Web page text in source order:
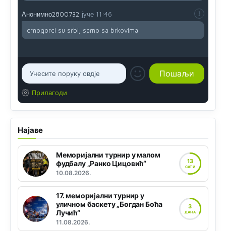
Анонимно2800732 јуче 11:46
crnogorci su srbi, samo sa brkovima
Прилагоди
Најаве
Меморијални турнир у малом
фудбалу „Ранко Цицовић“
10.08.2026.
13
САТИ
17. меморијални турнир у
уличном баскету „Богдан Боћа
Лучић“
11.08.2026.
3
ДАНА